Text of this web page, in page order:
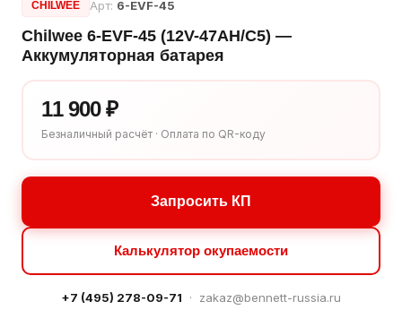
CHILWEE Арт: 6-EVF-45
Chilwee 6-EVF-45 (12V-47AH/С5) —
Аккумуляторная батарея
11 900 ₽
Безналичный расчёт · Оплата по QR-коду
Запросить КП
Калькулятор окупаемости
+7 (495) 278-09-71 · zakaz@bennett-russia.ru